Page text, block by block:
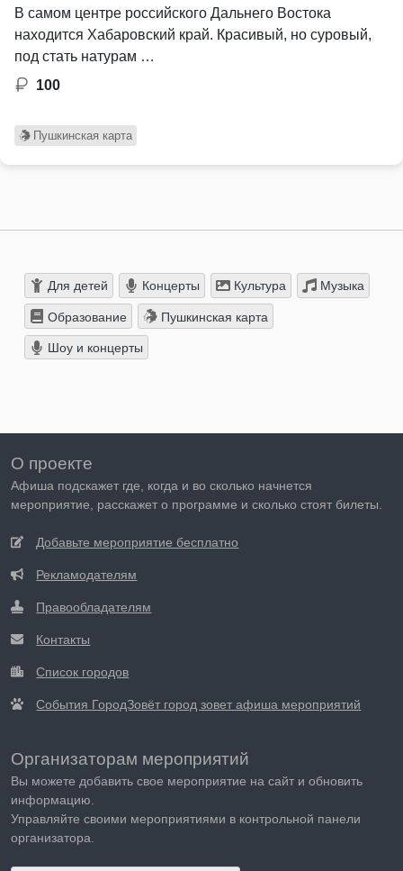
В самом центре российского Дальнего Востока
находится Хабаровский край. Красивый, но суровый,
под стать натурам …
100
Пушкинская карта
Для детей Концерты Культура Музыка
Образование Пушкинская карта
Шоу и концерты
О проекте
Афиша подскажет где, когда и во сколько начнется
мероприятие, расскажет о программе и сколько стоят билеты.
Добавьте мероприятие бесплатно
Рекламодателям
Правообладателям
Контакты
Список городов
События ГородЗовёт город зовет афиша мероприятий
Организаторам мероприятий
Вы можете добавить свое мероприятие на сайт и обновить
информацию.
Управляйте своими мероприятиями в контрольной панели
организатора.